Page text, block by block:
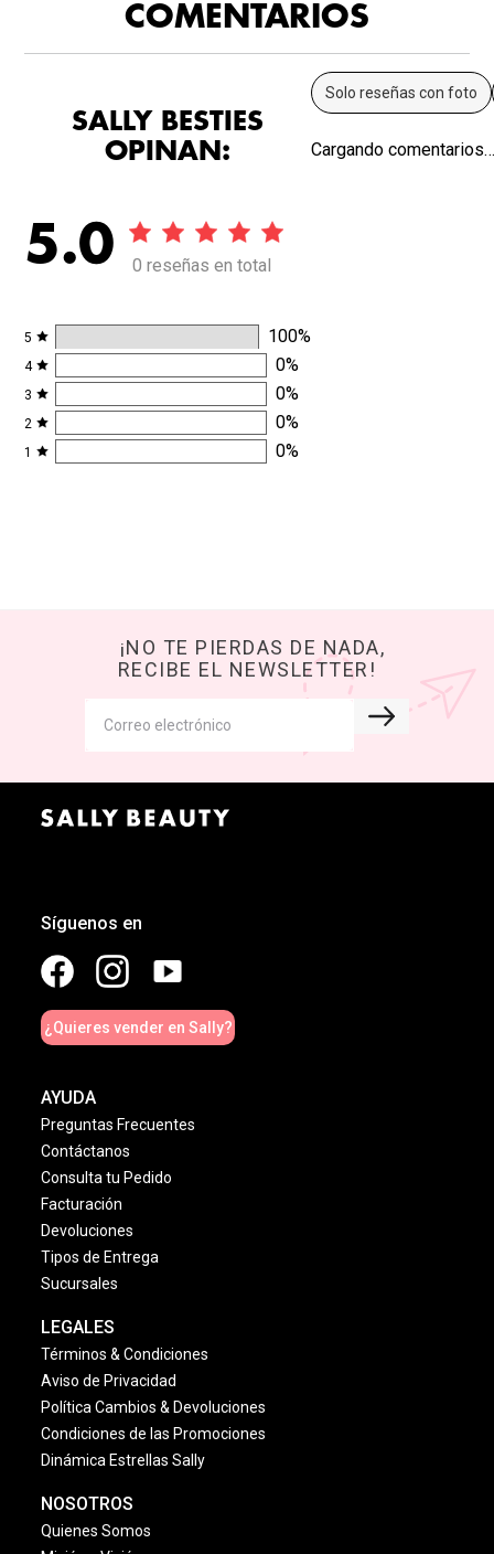
COMENTARIOS
SALLY BESTIES
OPINAN:
5.0 0 reseñas en total
5 100%
4 0%
3 0%
2 0%
1 0%
Solo reseñas con foto
Cargando
¡NO TE PIERDAS DE NADA,
RECIBE EL NEWSLETTER!
Síguenos en
¿Quieres vender en Sally?
AYUDA
Preguntas Frecuentes
Contáctanos
Consulta tu Pedido
Facturación
Devoluciones
Tipos de Entrega
Sucursales
LEGALES
Términos & Condiciones
Aviso de Privacidad
Política Cambios & Devoluciones
Condiciones de las Promociones
Dinámica Estrellas Sally
NOSOTROS
Quienes Somos